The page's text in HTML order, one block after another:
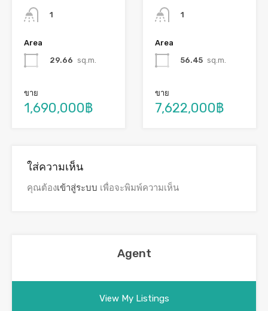
1
Area
29.66 sq.m.
ขาย
1,690,000฿
1
Area
56.45 sq.m.
ขาย
7,622,000฿
ใส่ความเห็น
คุณต้องเข้าสู่ระบบ เพื่อจะพิมพ์ความเห็น
Agent
View My Listings